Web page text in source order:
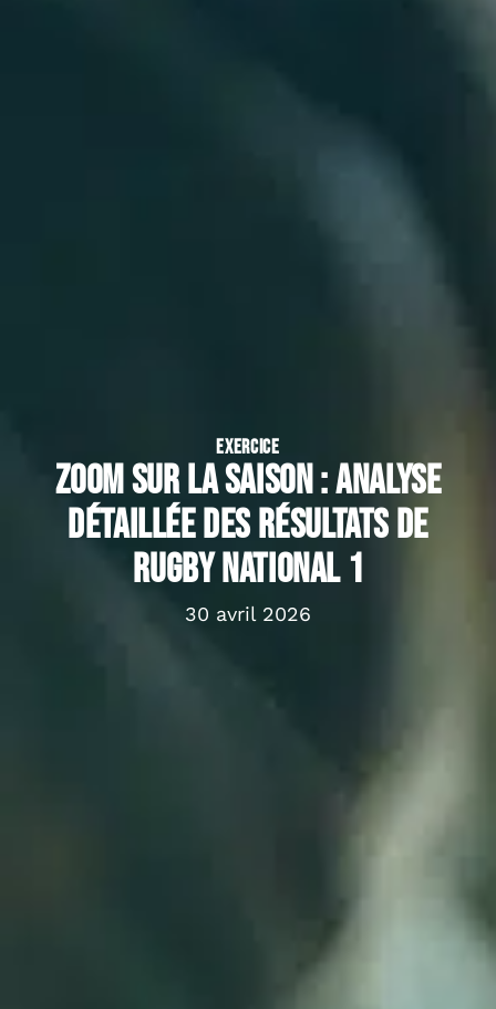
EXERCICE
Zoom sur la saison : analyse
détaillée des résultats de
rugby national 1
30 avril 2026